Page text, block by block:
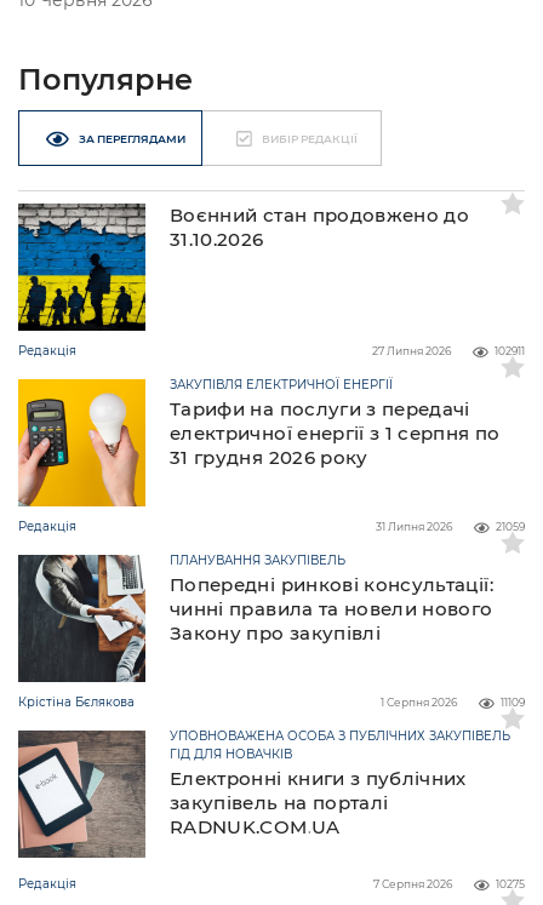
Популярне
ЗА ПЕРЕГЛЯДАМИ ВИБІР РЕДАКЦІЇ
Воєнний стан продовжено до
31.10.2026
Редакція 102911
27 Липня 2026
Тарифи на послуги з передачі
електричної енергії з 1 серпня по
31 грудня 2026 року
ЗАКУПІВЛЯ ЕЛЕКТРИЧНОЇ ЕНЕРГІЇ
Редакція 21059
31 Липня 2026
Попередні ринкові консультації:
чинні правила та новели нового
Закону про закупівлі
ПЛАНУВАННЯ ЗАКУПІВЕЛЬ
Крістіна Бєлякова 11109
1 Серпня 2026
Електронні книги з публічних
закупівель на порталі
RADNUK.COM.UA
УПОВНОВАЖЕНА ОСОБА З ПУБЛІЧНИХ ЗАКУПІВЕЛЬ
ГІД ДЛЯ НОВАЧКІВ
Редакція 10275
7 Серпня 2026